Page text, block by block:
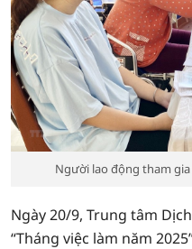
Người lao động tham
Ngày 20/9, Trung tâm
“Tháng việc làm năm